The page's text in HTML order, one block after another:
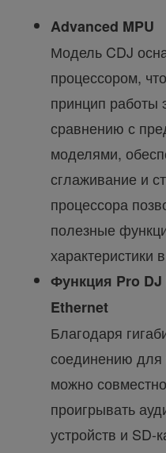
Advanced MPU
Модель CDJ
процессором,
принцип работы
сравнению с
моделями,
сглаживание и
процессора
полезные
характеристики
Функция Pro
Ethernet
Благодаря
соединению
можно
проигрывать
устройств и SD-